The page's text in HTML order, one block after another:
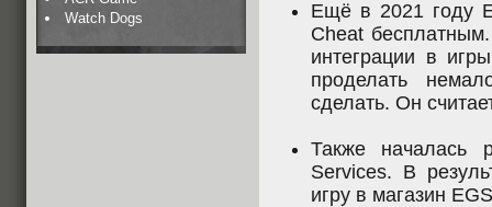
Watch Dogs
Ещё в 2021 году
Cheat
интеграции в
проделать
сделать. Он
Также началась
Services. В
игру в магазин